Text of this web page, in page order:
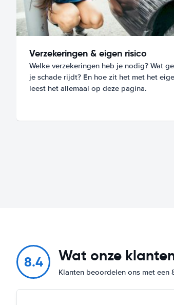
Verzekeringen & eigen risico
Welke verzekeringen heb je nodig? Wat
je schade rijdt? En hoe zit het met het
leest het allemaal op deze pagina.
8.4 Wat onze
Klanten beoordelen ons met